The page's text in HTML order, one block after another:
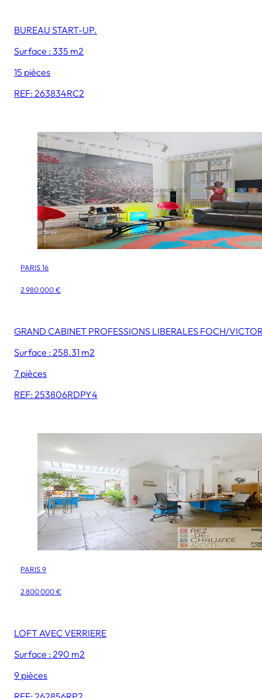
BUREAU START-UP.
Surface : 335 m2
15 pièces
REF: 263834RC2
PARIS 16
2 980 000 €
GRAND CABINET PROFESSIONS LIBERALES FOCH/
Surface : 258.31 m2
7 pièces
REF: 253806RDPY4
PARIS 9
2 800 000 €
LOFT AVEC VERRIERE
Surface : 290 m2
9 pièces